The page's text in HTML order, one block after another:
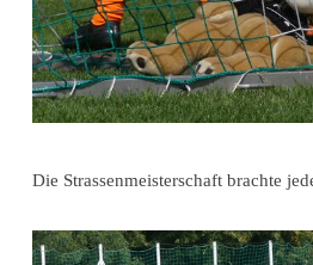
Die Strassenmeisterschaft brachte